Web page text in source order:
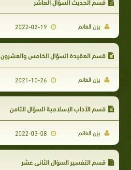
يزن الغانم 2022-02-19
قسم العقيدة السؤال الخامس والعشرون
يزن الغانم 2021-10-26
قسم الآداب الإسلامية السؤال الثامن
يزن الغانم 2022-03-08
قسم التفسير السؤال الثاني عشر